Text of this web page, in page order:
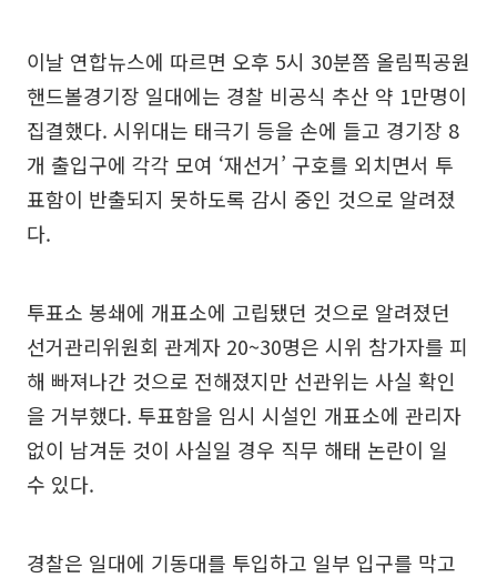
이날 연합뉴스에 따르면 오후 5시 30분쯤 올림픽공원
핸드볼경기장 일대에는 경찰 비공식 추산 약 1만명이
집결했다. 시위대는 태극기 등을 손에 들고 경기장 8
개 출입구에 각각 모여 ‘재선거’ 구호를 외치면서 투
표함이 반출되지 못하도록 감시 중인 것으로 알려졌
다.
투표소 봉쇄에 개표소에 고립됐던 것으로 알려졌던
선거관리위원회 관계자 20~30명은 시위 참가자를 피
해 빠져나간 것으로 전해졌지만 선관위는 사실 확인
을 거부했다. 투표함을 임시 시설인 개표소에 관리자
없이 남겨둔 것이 사실일 경우 직무 해태 논란이 일
수 있다.
경찰은 일대에 기동대를 투입하고 일부 입구를 막고